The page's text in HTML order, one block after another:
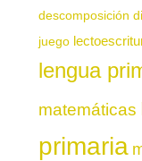
descomposición
juego
lengua
matemáticas
primaria